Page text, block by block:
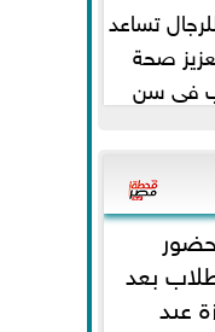
تساعد
صحة
فى سن
بعد
عيد